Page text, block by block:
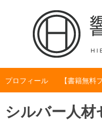
プロフィール 【書籍無料
シルバー人